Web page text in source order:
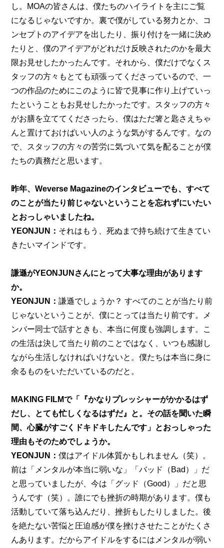
し。MOAの皆さんは、僕たちのハイライトを主にご覧
になるじゃないですか。裏で僕がしている努力とか、コ
ンセプトのアイデアを出したり、振り付けを一緒に決め
たりと、僕のアイデアがどれだけ反映されたのかを最大
限お見せしたかったんです。それから、僕だけでなくス
タッフの方々もとても頑張ってくださっているので、一
つの作品のためにこのように皆で見事に作り上げていっ
たということもお見せしたかったです。スタッフの方々
がお膳を立ててくださったら、僕はただ箸と匙さえちゃ
んと置けておけばいい人のような気がするんです。なの
で、スタッフの方々の苦労に気づいて気を配ることが僕
たちの責務だと思います。
昨年、Weverse Magazineのインタビューでも、すべて
のことが当たり前じゃないということを忘れずにいたい
とおっしゃいましたね。
YEONJUN： それはもう、死ぬまで持ち続けて生きてい
きたいマインドです。
謙遜がYEONJUNさんにとって大事な理由があります
か。
YEONJUN：謙遜でしょうか？ すべてのことが当たり前
じゃないということが、僕にとっては当たり前です。メ
ンバー同士で話すときも、本当に何度も強調します。こ
の生活は決して当たり前のことではなく、いつも感謝し
ながら生活しなければいけないと。僕たちは本当に身に
余るものをいただいているのだと。
MAKING FILMで「『かなりプレッシャーがかかるはず
だし、とても忙しくなるはずだ』と。その話を聞いた瞬
間、心臓がすごくドキドキしたんです」とおっしゃった
理由もそのためでしょうか。
YEONJUN：僕はアイドル体質かもしれません（笑）。
前は「メンタルが本当に弱いな」「バッド（Bad）」だ
と思っていましたが、今は「グッド（Good）」だと思
うんです（笑）。誰にでも挫折の時期があります。僕も
活動していて落ち込んだり、挫折もしたりしました。後
を絶たない苦悩と圧迫感が僕を挫けさせたことがたくさ
んあります。だからアイドルをするにはメンタルが弱い